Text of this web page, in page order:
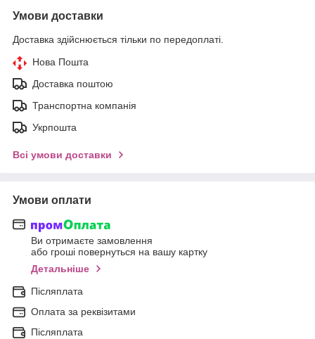
Умови доставки
Доставка здійснюється тільки по передоплаті.
Нова Пошта
Доставка поштою
Транспортна компанія
Укрпошта
Всі умови доставки
Умови оплати
Ви отримаєте замовлення
або гроші повернуться на вашу картку
Детальніше
Післяплата
Оплата за реквізитами
Післяплата